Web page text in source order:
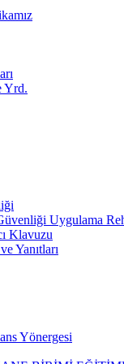
Yrd.
Uygulama
Klavuzu
Yanıtları
Yönergesi